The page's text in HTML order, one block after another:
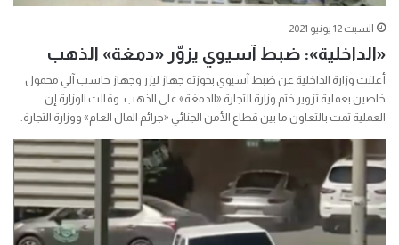
السبت 12 يونيو 2021
«الداخلية»: ضبط آسيوي يزوّر «دمغة» الذهب
أعلنت وزارة الداخلية عن ضبط آسيوي بحوزته جهاز ليزر وجهاز حاسب آلي محمول
خاصين بعملية تزوير ختم وزارة التجارة «الدمغة» على الذهب. وقالت الوزارة إن
العملية تمت بالتعاون ما بين قطاع الأمن الجنائي «جرائم المال العام» ووزارة التجارة.